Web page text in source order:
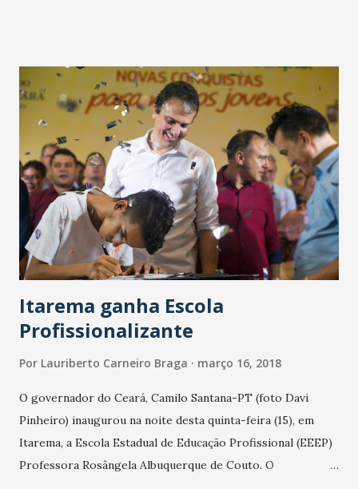
obstáculos na terra, cascalho, areia e trilhas pouco visíveis,
poças de água e uma grande variação de velocidade média.
“Muitas duplas iniciantes e fãs do 4x4 estão se unindo ao
rally cearense para confraternizar e vivenciar um dia
especial. Os experientes e aficionados já têm cadeira cativa.
Será um grande evento e a temporada está só começando”,
disse o diretor da Associação Cearense dos Pilotos e
Navegadores - ACPN, Marcos José. Após 4 horas de
aventura, os competidores retornam para o mes...
Itarema ganha Escola
Profissionalizante
Por Lauriberto Carneiro Braga março 16, 2018
O governador do Ceará, Camilo Santana-PT (foto Davi
Pinheiro) inaugurou na noite desta quinta-feira (15), em
Itarema, a Escola Estadual de Educação Profissional (EEEP)
Professora Rosângela Albuquerque de Couto. O